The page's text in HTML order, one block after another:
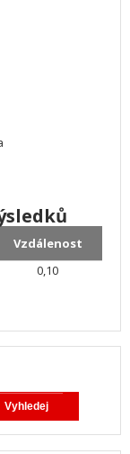
Vzdálenost
0,10